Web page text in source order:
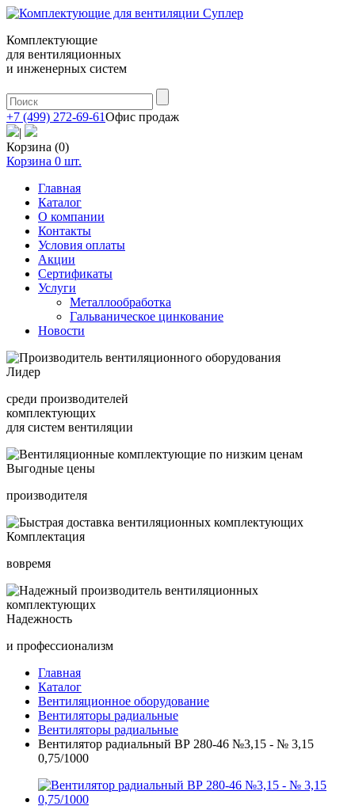
Комплектующие
для вентиляционных
и инженерных систем
+7 (499) 272-69-61Офис продаж
|
Корзина (0)
Корзина 0 шт.
Главная
Каталог
О компании
Контакты
Условия оплаты
Акции
Сертификаты
Услуги
Металлообработка
Гальваническое цинкование
Новости
Лидер
среди производителей
комплектующих
для систем вентиляции
Выгодные цены
производителя
Комплектация
вовремя
Надежность
и профессионализм
Главная
Каталог
Вентиляционное оборудование
Вентиляторы радиальные
Вентиляторы радиальные
Вентилятор радиальный ВР 280-46 №3,15 - № 3,15
0,75/1000